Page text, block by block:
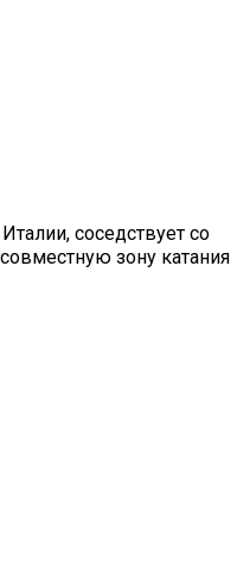
соседствует со
зону катания